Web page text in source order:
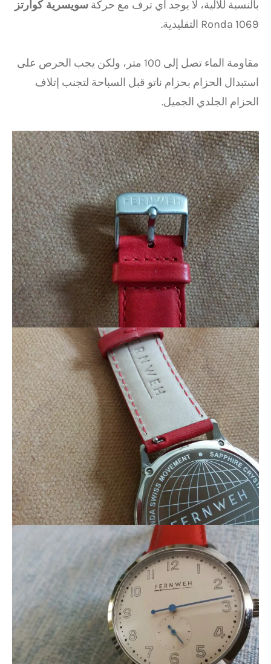
بالنسبة للآلية، لا يوجد أي ترف مع حركة سويسرية كوارتز
Ronda 1069 التقليدية.
مقاومة الماء تصل إلى 100 متر، ولكن يجب الحرص على
استبدال الحزام بحزام ناتو قبل السباحة لتجنب إتلاف
الحزام الجلدي الجميل.